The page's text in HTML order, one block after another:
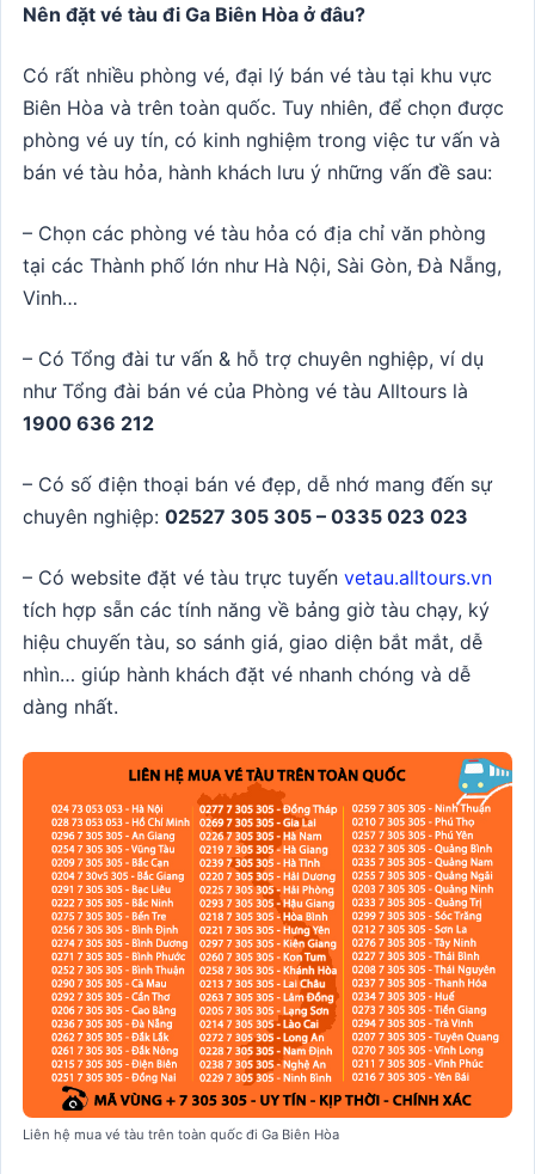
Nên đặt vé tàu đi Ga Biên Hòa ở đâu?
Có rất nhiều phòng vé, đại lý bán vé tàu tại khu vực
Biên Hòa và trên toàn quốc. Tuy nhiên, để chọn được
phòng vé uy tín, có kinh nghiệm trong việc tư vấn và
bán vé tàu hỏa, hành khách lưu ý những vấn đề sau:
– Chọn các phòng vé tàu hỏa có địa chỉ văn phòng
tại các Thành phố lớn như Hà Nội, Sài Gòn, Đà Nẵng,
Vinh…
– Có Tổng đài tư vấn & hỗ trợ chuyên nghiệp, ví dụ
như Tổng đài bán vé của Phòng vé tàu Alltours là
1900 636 212
– Có số điện thoại bán vé đẹp, dễ nhớ mang đến sự
chuyên nghiệp: 02527 305 305 – 0335 023 023
– Có website đặt vé tàu trực tuyến vetau.alltours.vn
tích hợp sẵn các tính năng về bảng giờ tàu chạy, ký
hiệu chuyến tàu, so sánh giá, giao diện bắt mắt, dễ
nhìn… giúp hành khách đặt vé nhanh chóng và dễ
dàng nhất.
Liên hệ mua vé tàu trên toàn quốc đi Ga Biên Hòa